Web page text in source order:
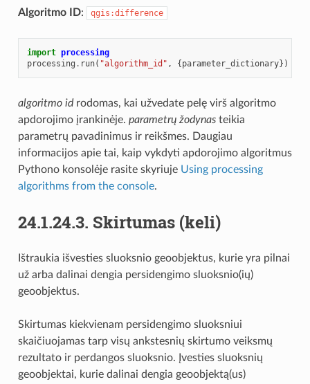
Algoritmo ID: qgis:difference
import processing
processing . run( "algorithm_id" , { parameter_dictionary})
algoritmo idrodomas, kai užvedate pelę virš algoritmo
apdorojimo įrankinėje. parametrų žodynasteikia
parametrų pavadinimus ir reikšmes. Daugiau
informacijos apie tai, kaip vykdyti apdorojimo algoritmus
Pythono konsolėje rasite skyriuje Using processing
algorithms from the console.
24.1.24.3. Skirtumas (keli)
Ištraukia išvesties sluoksnio geoobjektus, kurie yra pilnai
už arba dalinai dengia persidengimo sluoksnio(ių)
geoobjektus.
Skirtumas kiekvienam persidengimo sluoksniui
skaičiuojamas tarp visų ankstesnių skirtumo veiksmų
rezultato ir perdangos sluoksnio. Įvesties sluoksnių
geoobjektai, kurie dalinai dengia geoobjektą(us)